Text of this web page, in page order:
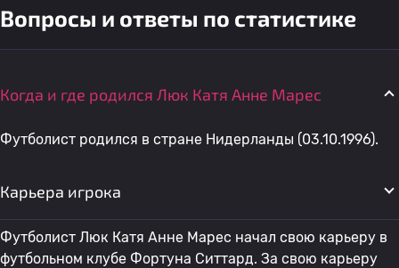
Вопросы и ответы по статистике
Когда и где родился Люк Катя Анне Марес
Футболист родился в стране Нидерланды (03.10.1996).
Карьера игрока
Футболист Люк Катя Анне Марес начал свою карьеру в
футбольном клубе Фортуна Ситтард. За свою карьеру